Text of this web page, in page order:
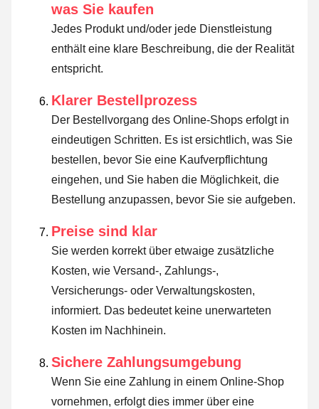
was Sie kaufen
Jedes Produkt und/oder jede Dienstleistung
enthält eine klare Beschreibung, die der Realität
entspricht.
Klarer Bestellprozess
Der Bestellvorgang des Online-Shops erfolgt in
eindeutigen Schritten. Es ist ersichtlich, was Sie
bestellen, bevor Sie eine Kaufverpflichtung
eingehen, und Sie haben die Möglichkeit, die
Bestellung anzupassen, bevor Sie sie aufgeben.
Preise sind klar
Sie werden korrekt über etwaige zusätzliche
Kosten, wie Versand-, Zahlungs-,
Versicherungs- oder Verwaltungskosten,
informiert. Das bedeutet keine unerwarteten
Kosten im Nachhinein.
Sichere Zahlungsumgebung
Wenn Sie eine Zahlung in einem Online-Shop
vornehmen, erfolgt dies immer über eine